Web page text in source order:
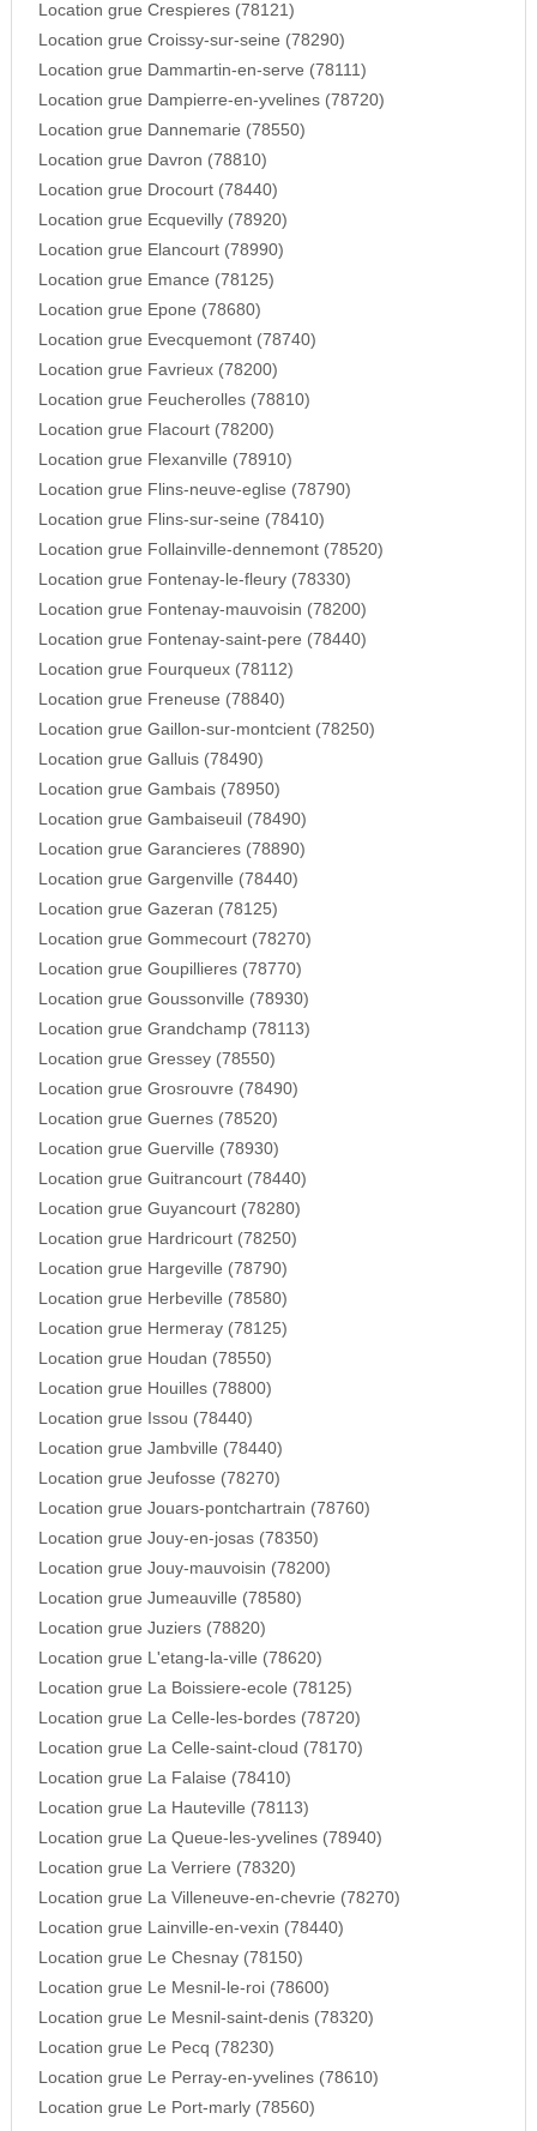
Location grue Crespieres (78121)
Location grue Croissy-sur-seine (78290)
Location grue Dammartin-en-serve (78111)
Location grue Dampierre-en-yvelines (78720)
Location grue Dannemarie (78550)
Location grue Davron (78810)
Location grue Drocourt (78440)
Location grue Ecquevilly (78920)
Location grue Elancourt (78990)
Location grue Emance (78125)
Location grue Epone (78680)
Location grue Evecquemont (78740)
Location grue Favrieux (78200)
Location grue Feucherolles (78810)
Location grue Flacourt (78200)
Location grue Flexanville (78910)
Location grue Flins-neuve-eglise (78790)
Location grue Flins-sur-seine (78410)
Location grue Follainville-dennemont (78520)
Location grue Fontenay-le-fleury (78330)
Location grue Fontenay-mauvoisin (78200)
Location grue Fontenay-saint-pere (78440)
Location grue Fourqueux (78112)
Location grue Freneuse (78840)
Location grue Gaillon-sur-montcient (78250)
Location grue Galluis (78490)
Location grue Gambais (78950)
Location grue Gambaiseuil (78490)
Location grue Garancieres (78890)
Location grue Gargenville (78440)
Location grue Gazeran (78125)
Location grue Gommecourt (78270)
Location grue Goupillieres (78770)
Location grue Goussonville (78930)
Location grue Grandchamp (78113)
Location grue Gressey (78550)
Location grue Grosrouvre (78490)
Location grue Guernes (78520)
Location grue Guerville (78930)
Location grue Guitrancourt (78440)
Location grue Guyancourt (78280)
Location grue Hardricourt (78250)
Location grue Hargeville (78790)
Location grue Herbeville (78580)
Location grue Hermeray (78125)
Location grue Houdan (78550)
Location grue Houilles (78800)
Location grue Issou (78440)
Location grue Jambville (78440)
Location grue Jeufosse (78270)
Location grue Jouars-pontchartrain (78760)
Location grue Jouy-en-josas (78350)
Location grue Jouy-mauvoisin (78200)
Location grue Jumeauville (78580)
Location grue Juziers (78820)
Location grue L'etang-la-ville (78620)
Location grue La Boissiere-ecole (78125)
Location grue La Celle-les-bordes (78720)
Location grue La Celle-saint-cloud (78170)
Location grue La Falaise (78410)
Location grue La Hauteville (78113)
Location grue La Queue-les-yvelines (78940)
Location grue La Verriere (78320)
Location grue La Villeneuve-en-chevrie (78270)
Location grue Lainville-en-vexin (78440)
Location grue Le Chesnay (78150)
Location grue Le Mesnil-le-roi (78600)
Location grue Le Mesnil-saint-denis (78320)
Location grue Le Pecq (78230)
Location grue Le Perray-en-yvelines (78610)
Location grue Le Port-marly (78560)